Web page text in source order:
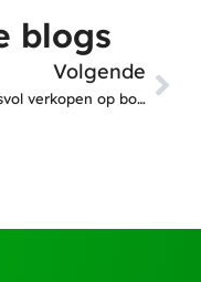
blogs
Volgende
Succesvol verkopen op bol: wat heb je nodig?